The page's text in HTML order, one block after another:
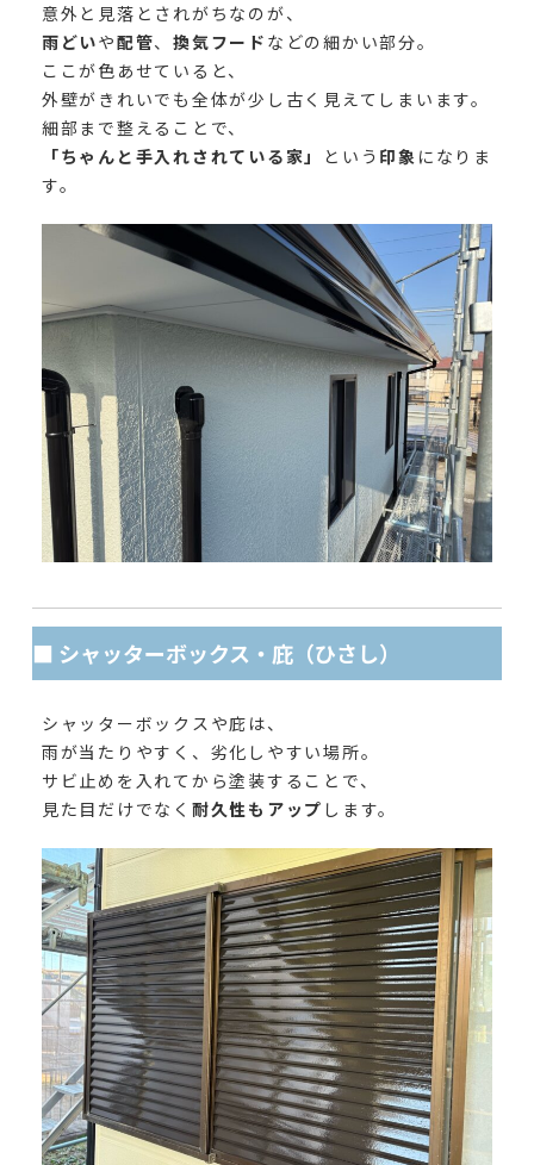
意外と見落とされがちなのが、
雨どいや配管、 換気フード などの細かい部分。
ここが色あせていると、
外壁がきれいでも全体が少し古く見えてしまいます。
細部まで整えることで、
「ちゃんと手入れされている家」 という 印象 になりま
す。
■ シャッターボックス・庇（ひさし）
シャッターボックスや庇は、
雨が当たりやすく、劣化しやすい場所。
サビ止めを入れてから塗装することで、
見た目だけでなく 耐久性もアップ します。